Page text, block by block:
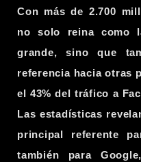
Con más de 2.700
no solo reina como
grande, sino que
referencia hacia otras
el 43% del tráfico a
Las estadísticas
principal referente
también para Google